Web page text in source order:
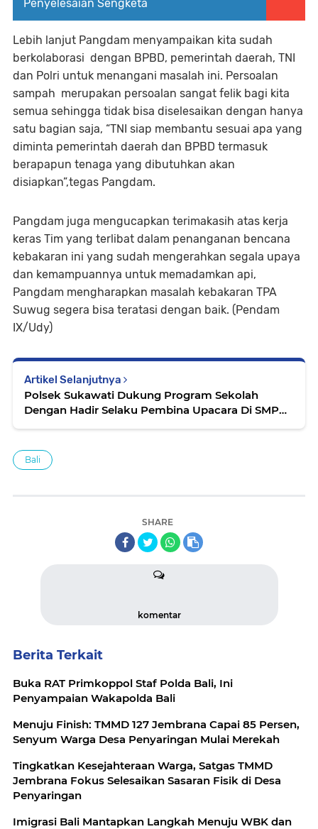
Penyelesaian Sengketa
Lebih lanjut Pangdam menyampaikan kita sudah
berkolaborasi dengan BPBD, pemerintah daerah, TNI
dan Polri untuk menangani masalah ini. Persoalan
sampah merupakan persoalan sangat felik bagi kita
semua sehingga tidak bisa diselesaikan dengan hanya
satu bagian saja, “TNI siap membantu sesuai apa yang
diminta pemerintah daerah dan BPBD termasuk
berapapun tenaga yang dibutuhkan akan
disiapkan”,tegas Pangdam.
Pangdam juga mengucapkan terimakasih atas kerja
keras Tim yang terlibat dalam penanganan bencana
kebakaran ini yang sudah mengerahkan segala upaya
dan kemampuannya untuk memadamkan api,
Pangdam mengharapkan masalah kebakaran TPA
Suwug segera bisa teratasi dengan baik. (Pendam
IX/Udy)
Artikel Selanjutnya
Polsek Sukawati Dukung Program Sekolah
Dengan Hadir Selaku Pembina Upacara Di SMP
Bali
SHARE
komentar
Berita Terkait
Buka RAT Primkoppol Staf Polda Bali, Ini
Penyampaian Wakapolda Bali
Menuju Finish: TMMD 127 Jembrana Capai 85 Persen,
Senyum Warga Desa Penyaringan Mulai Merekah
Tingkatkan Kesejahteraan Warga, Satgas TMMD
Jembrana Fokus Selesaikan Sasaran Fisik di Desa
Penyaringan
Imigrasi Bali Mantapkan Langkah Menuju WBK dan